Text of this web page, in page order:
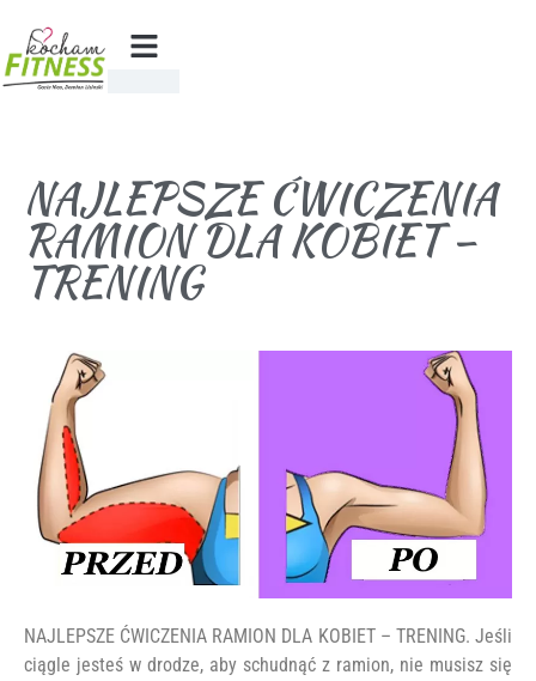
NAJLEPSZE ĆWICZENIA
RAMION DLA KOBIET –
TRENING
NAJLEPSZE ĆWICZENIA RAMION DLA KOBIET – TRENING. Jeśli
ciągle jesteś w drodze, aby schudnąć z ramion, nie musisz się